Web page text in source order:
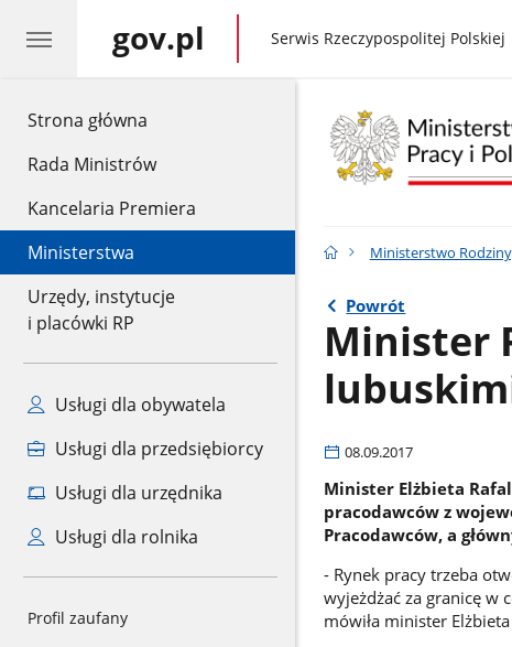
Strona główna
Rada Ministrów
Kancelaria Premiera
Ministerstwa
Urzędy, instytucje
i placówki RP
Usługi dla obywatela
Usługi dla przedsiębiorcy
Usługi dla urzędnika
Usługi dla rolnika
Profil zaufany
gov.pl gov.pl
Serwis Rzeczypospolitej Polskiej
Ministerstwo
Powrót
Minister
08.09.2017
Minister Elżbieta
pracodawców z
Pracodawców, a
- Rynek pracy trzeba
wyjeżdżać za granicę w
mówiła minister